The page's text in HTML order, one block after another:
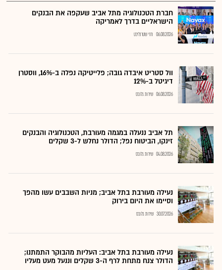
חברת הטכנולוגיה מתל אביב שעקפה את הבנקים
הישראליים בדרך לאמריקה
06.08.2026 חזי שטרנליכט
וול סטריט איבדה גובה; פלייטיקה נפלה ב-16%, ווסטרן
דיגיטל ב-12%
06.08.2026 שירות גלובס
תל אביב ננעלה במגמה מעורבת, הטכנולוגיה והבנקים
זינקו, הביטוח נפל; הדולר נחלש ל-3 שקלים
04.08.2026 שירות גלובס
נעילה מעורבת בתל אביב; מניות השבבים עשו מהפך
וסיימו את היום בירוק
30.07.2026 שירות גלובס
נעילה מעורבת בתל אביב: העליות מהבוקר התמתנו;
הדולר צנח מתחת לרף ה-3 שקלים וננעל מעט מעליו